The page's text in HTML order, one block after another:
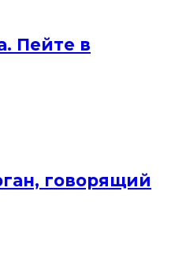
Пейте в
говорящий